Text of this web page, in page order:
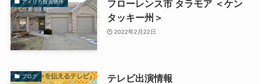
アメリカ投資物件
フローレンス市 タラモア ＜ケン
タッキー州＞
2022年2月22日
ブログ テレビ出演情報